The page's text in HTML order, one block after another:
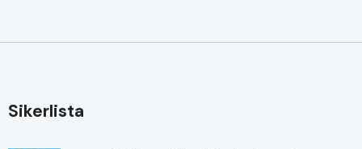
Sikerlista